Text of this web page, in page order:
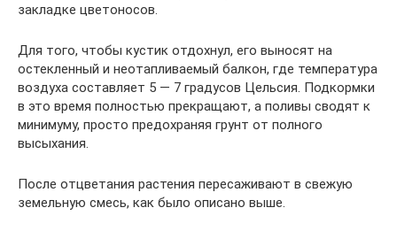
закладке цветоносов.
Для того, чтобы кустик отдохнул, его выносят на
остекленный и неотапливаемый балкон, где температура
воздуха составляет 5 — 7 градусов Цельсия. Подкормки
в это время полностью прекращают, а поливы сводят к
минимуму, просто предохраняя грунт от полного
высыхания.
После отцветания растения пересаживают в свежую
земельную смесь, как было описано выше.